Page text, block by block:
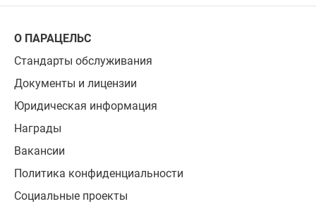
О ПАРАЦЕЛЬС
Стандарты обслуживания
Документы и лицензии
Юридическая информация
Награды
Вакансии
Политика конфиденциальности
Социальные проекты